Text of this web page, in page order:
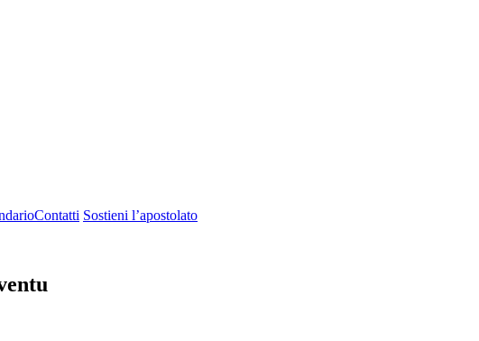
Contatti Sostieni l’apostolato